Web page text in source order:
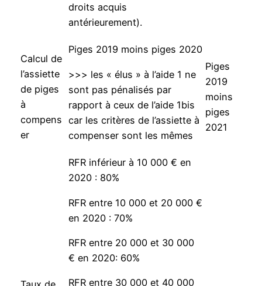
droits acquis
antérieurement).
Calcul de
l’assiette
de piges
à
compens
er
Piges 2019 moins piges 2020
>>> les « élus » à l’aide 1 ne
sont pas pénalisés par
rapport à ceux de l’aide 1bis
car les critères de l’assiette à
compenser sont les mêmes
Piges
2019
moins
piges
2021
RFR inférieur à 10 000 € en
2020 : 80%
RFR entre 10 000 et 20 000 €
en 2020 : 70%
RFR entre 20 000 et 30 000
€ en 2020: 60%
RFR entre 30 000 et 40 000